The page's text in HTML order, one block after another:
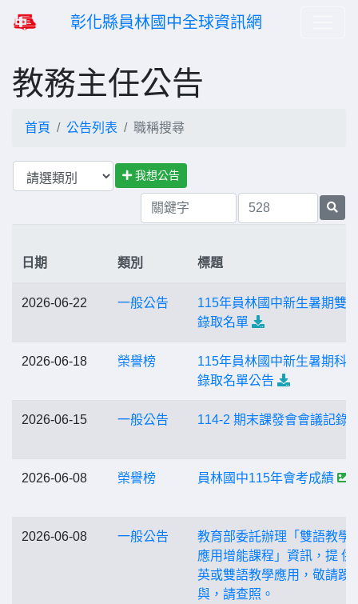
彰化縣員林國中全球資訊網
教務主任公告
首頁 公告列表 職稱搜尋
我想公告
日期 類別 標題
2026-06-22 一般公告
115年員林國中新生暑期雙
錄取名單
2026-06-18 榮譽榜
115年員林國中新生暑期科
錄取名單公告
2026-06-15 一般公告 114-2 期末課發會會議記錄
2026-06-08 榮譽榜 員林國中115年會考成績
2026-06-08 一般公告
教育部委託辦理「雙語教學
應用增能課程」資訊，提 供
英或雙語教學應用，敬請踴
與，請查照。